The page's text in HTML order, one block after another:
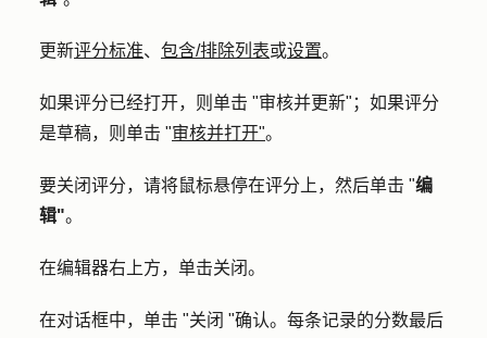
更新评分标准、 包含/排除列表或设置。
如果评分已经打开，则单击 "审核并更新" ；如果评分
是草稿，则单击 "审核并打开"。
要关闭评分，请将鼠标悬停在评分上，然后单击 "编
辑"。
在编辑器右上方， 单击关闭。
在对话框中，单击 "关闭 "确认。每条记录的分数最后